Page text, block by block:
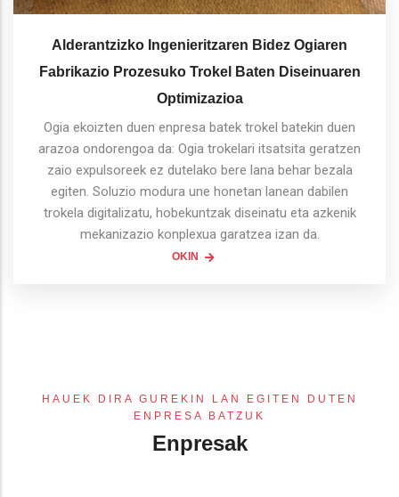
Alderantzizko Ingenieritzaren Bidez Ogiaren
Fabrikazio Prozesuko Trokel Baten Diseinuaren
Optimizazioa
Ogia ekoizten duen enpresa batek trokel batekin duen
arazoa ondorengoa da: Ogia trokelari itsatsita geratzen
zaio expulsoreek ez dutelako bere lana behar bezala
egiten. Soluzio modura une honetan lanean dabilen
trokela digitalizatu, hobekuntzak diseinatu eta azkenik
mekanizazio konplexua garatzea izan da.
OKIN
HAUEK DIRA GUREKIN LAN EGITEN DUTEN
ENPRESA BATZUK
Enpresak